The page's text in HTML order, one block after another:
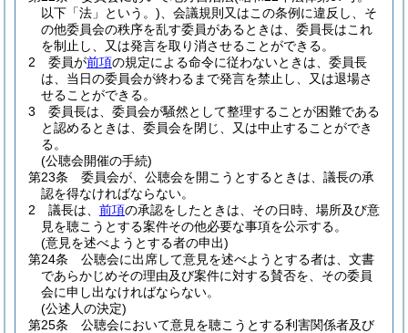
以下「法」という。) 、会議規則又はこの条例に違反し、そ
の他委員会の秩序を乱す委員があるときは、委員長はこれ
を制止し、又は発言を取り消させることができる。
2
委員が前項の規定による命令に従わないときは、委員長
は、当日の委員会が終わるまで発言を禁止し、又は退場さ
せることができる。
3
委員長は、委員会が騒然として整理することが困難である
と認めるときは、委員会を閉じ、又は中止することができ
る。
(公聴会開催の手続)
第23条
委員会が、公聴会を開こうとするときは、議長の承
認を得なければならない。
2
議長は、 前項の承認をしたときは、その日時、場所及び意
見を聴こうとする案件その他必要な事項を公示する。
(意見を述べようとする者の申出)
第24条
公聴会に出席して意見を述べようとする者は、文書
であらかじめその理由及び案件に対する賛否を、その委員
会に申し出なければならない。
(公述人の決定)
第25条
公聴会において意見を聴こうとする利害関係者及び